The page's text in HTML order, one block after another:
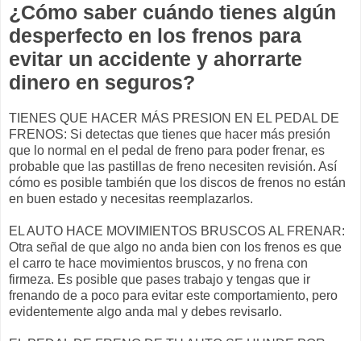
¿Cómo saber cuándo tienes algún
desperfecto en los frenos para
evitar un accidente y ahorrarte
dinero en seguros?
TIENES QUE HACER MÁS PRESION EN EL PEDAL DE
FRENOS: Si detectas que tienes que hacer más presión
que lo normal en el pedal de freno para poder frenar, es
probable que las pastillas de freno necesiten revisión. Así
cómo es posible también que los discos de frenos no están
en buen estado y necesitas reemplazarlos.
EL AUTO HACE MOVIMIENTOS BRUSCOS AL FRENAR:
Otra señal de que algo no anda bien con los frenos es que
el carro te hace movimientos bruscos, y no frena con
firmeza. Es posible que pases trabajo y tengas que ir
frenando de a poco para evitar este comportamiento, pero
evidentemente algo anda mal y debes revisarlo.